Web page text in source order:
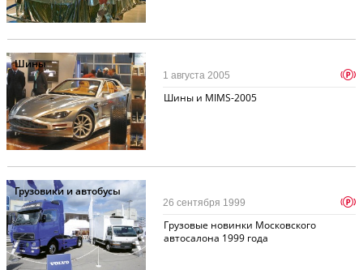
Шины
Шины и MIMS-2005
1 августа 2005 p
Грузовики и автобусы
Грузовые новинки Московского
автосалона 1999 года
26 сентября 1999 p